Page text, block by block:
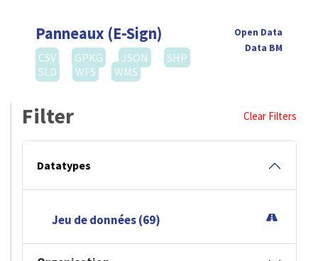
Panneaux (E-Sign)
Open Data
Data BM
CSV GPKG JSON
SHP
SLD
WFS WMS
Filter Clear Filters
Datatypes
Jeu de données (69)